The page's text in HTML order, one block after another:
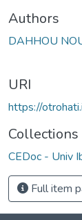
Authors
DAHHOU
URI
https://
Collections
CEDoc - Univ
Full item